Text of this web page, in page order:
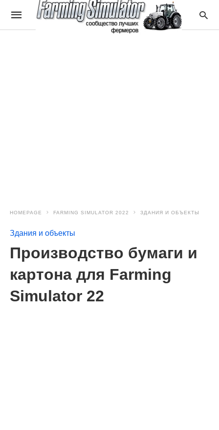
HOMEPAGE FARMING SIMULATOR 2022 ЗДАНИЯ И ОБЪЕКТЫ
Здания и объекты
Производство бумаги и
картона для Farming
Simulator 22